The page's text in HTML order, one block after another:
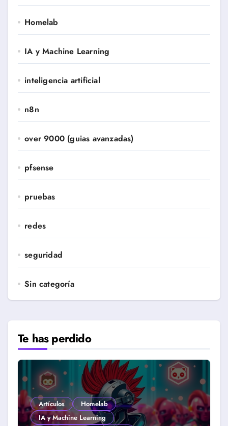
Homelab
IA y Machine Learning
inteligencia artificial
n8n
over 9000 (guias avanzadas)
pfsense
pruebas
redes
seguridad
Sin categoría
Te has perdido
Artículos
Homelab
IA y Machine Learning